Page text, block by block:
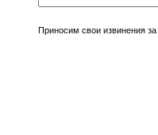
Приносим свои извинения